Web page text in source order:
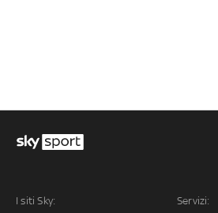
I siti Sky: Servizi: